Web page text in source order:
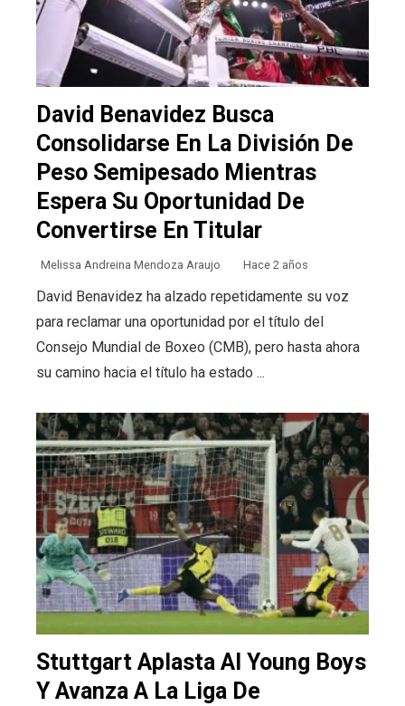
David Benavidez Busca
Consolidarse En La División De
Peso Semipesado Mientras
Espera Su Oportunidad De
Convertirse En Titular
Melissa Andreina Mendoza Araujo Hace 2 años
David Benavidez ha alzado repetidamente su voz
para reclamar una oportunidad por el título del
Consejo Mundial de Boxeo (CMB), pero hasta ahora
su camino hacia el título ha estado ...
Stuttgart Aplasta Al Young Boys
Y Avanza A La Liga De